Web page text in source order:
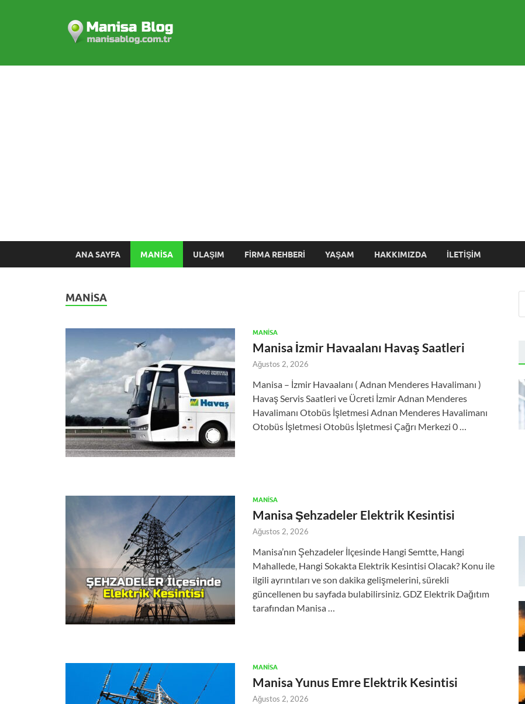
ANA SAYFA MANISA ULAŞIM FIRMA REHBERI YAŞAM HAKKIMIZDA İLETIŞIM
MANISA
MANISA
Manisa İzmir Havaalanı Havaş Saatleri
Ağustos 2, 2026
Manisa – İzmir Havaalanı ( Adnan Menderes Havalimanı )
Havaş Servis Saatleri ve Ücreti İzmir Adnan Menderes
Havalimanı Otobüs İşletmesi Adnan Menderes Havalimanı
Otobüs İşletmesi Otobüs İşletmesi Çağrı Merkezi 0 …
MANISA
Manisa Şehzadeler Elektrik Kesintisi
Ağustos 2, 2026
Manisa’nın Şehzadeler İlçesinde Hangi Semtte, Hangi
Mahallede, Hangi Sokakta Elektrik Kesintisi Olacak? Konu ile
ilgili ayrıntıları ve son dakika gelişmelerini, sürekli
güncellenen bu sayfada bulabilirsiniz. GDZ Elektrik Dağıtım
tarafından Manisa …
MANISA
Manisa Yunus Emre Elektrik Kesintisi
Ağustos 2, 2026